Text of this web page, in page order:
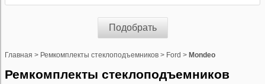
Подобрать
Главная > Ремкомплекты стеклоподъемников > Ford > Mondeo
Ремкомплекты стеклоподъемников